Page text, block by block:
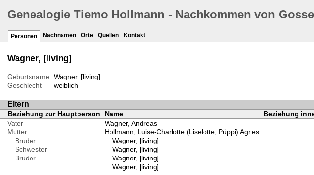
Genealogie Tiemo Hollmann - Nachkommen von
Personen Nachnamen Orte Quellen Kontakt
Wagner, [living]
Geburtsname
Wagner, [living]
Geschlecht
weiblich
Eltern
Beziehung zur Hauptperson Name
Beziehung
Vater
Wagner, Andreas
Mutter
Hollmann, Luise-Charlotte (Liselotte, Püppi) Agnes
Bruder
Wagner, [living]
Schwester
Wagner, [living]
Bruder
Wagner, [living]
Wagner, [living]